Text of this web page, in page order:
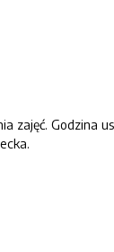
Godzina